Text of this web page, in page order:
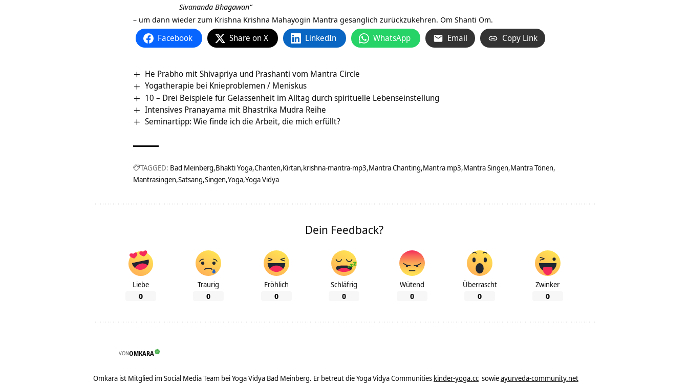
Sivananda Bhagawan“
– um dann wieder zum Krishna Krishna Mahayogin Mantra gesanglich zurückzukehren. Om Shanti Om.
Facebook Share on X LinkedIn WhatsApp Email Copy Link
He Prabho mit Shivapriya und Prashanti vom Mantra Circle
Yogatherapie bei Knieproblemen / Meniskus
10 – Drei Beispiele für Gelassenheit im Alltag durch spirituelle Lebenseinstellung
Intensives Pranayama mit Bhastrika Mudra Reihe
Seminartipp: Wie finde ich die Arbeit, die mich erfüllt?
TAGGED: Bad Meinberg Bhakti Yoga Chanten Kirtan krishna-mantra-mp3 Mantra Chanting Mantra mp3 Mantra Singen Mantra Tönen
Mantrasingen Satsang Singen Yoga Yoga Vidya
Dein Feedback?
Liebe
0
Traurig
0
Fröhlich
0
Schläfrig
0
Wütend
0
Überrascht
0
Zwinker
0
VONOMKARA
Omkara ist Mitglied im Social Media Team bei Yoga Vidya Bad Meinberg. Er betreut die Yoga Vidya Communities kinder-yoga.cc sowieayurveda-community.net